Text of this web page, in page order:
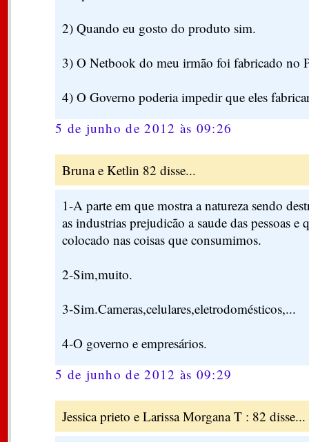
2) Quando eu gosto do produto sim.
3) O Netbook do meu irmão foi fabricado no
4) O Governo poderia impedir que eles
5 de junho de 2012 às 09:26
Bruna e Ketlin 82 disse...
1-A parte em que mostra a natureza sendo
as industrias prejudicão a saude das pessoas e
colocado nas coisas que consumimos.
2-Sim,muito.
3-Sim.Cameras,celulares,eletrodomésticos,...
4-O governo e empresários.
5 de junho de 2012 às 09:29
Jessica prieto e Larissa Morgana T : 82 disse...